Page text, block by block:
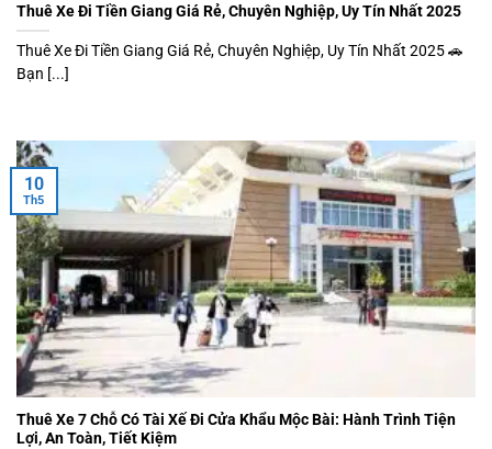
Thuê Xe Đi Tiền Giang Giá Rẻ, Chuyên Nghiệp, Uy Tín Nhất 2025
Thuê Xe Đi Tiền Giang Giá Rẻ, Chuyên Nghiệp, Uy Tín Nhất 2025 🚗
Bạn [...]
Thuê Xe 7 Chỗ Có Tài Xế Đi Cửa Khẩu Mộc Bài: Hành Trình Tiện
Lợi, An Toàn, Tiết Kiệm
10
Th5